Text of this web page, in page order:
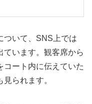
ついて、SNS上では
ています。観客席から
コート内に伝えていた
られます。